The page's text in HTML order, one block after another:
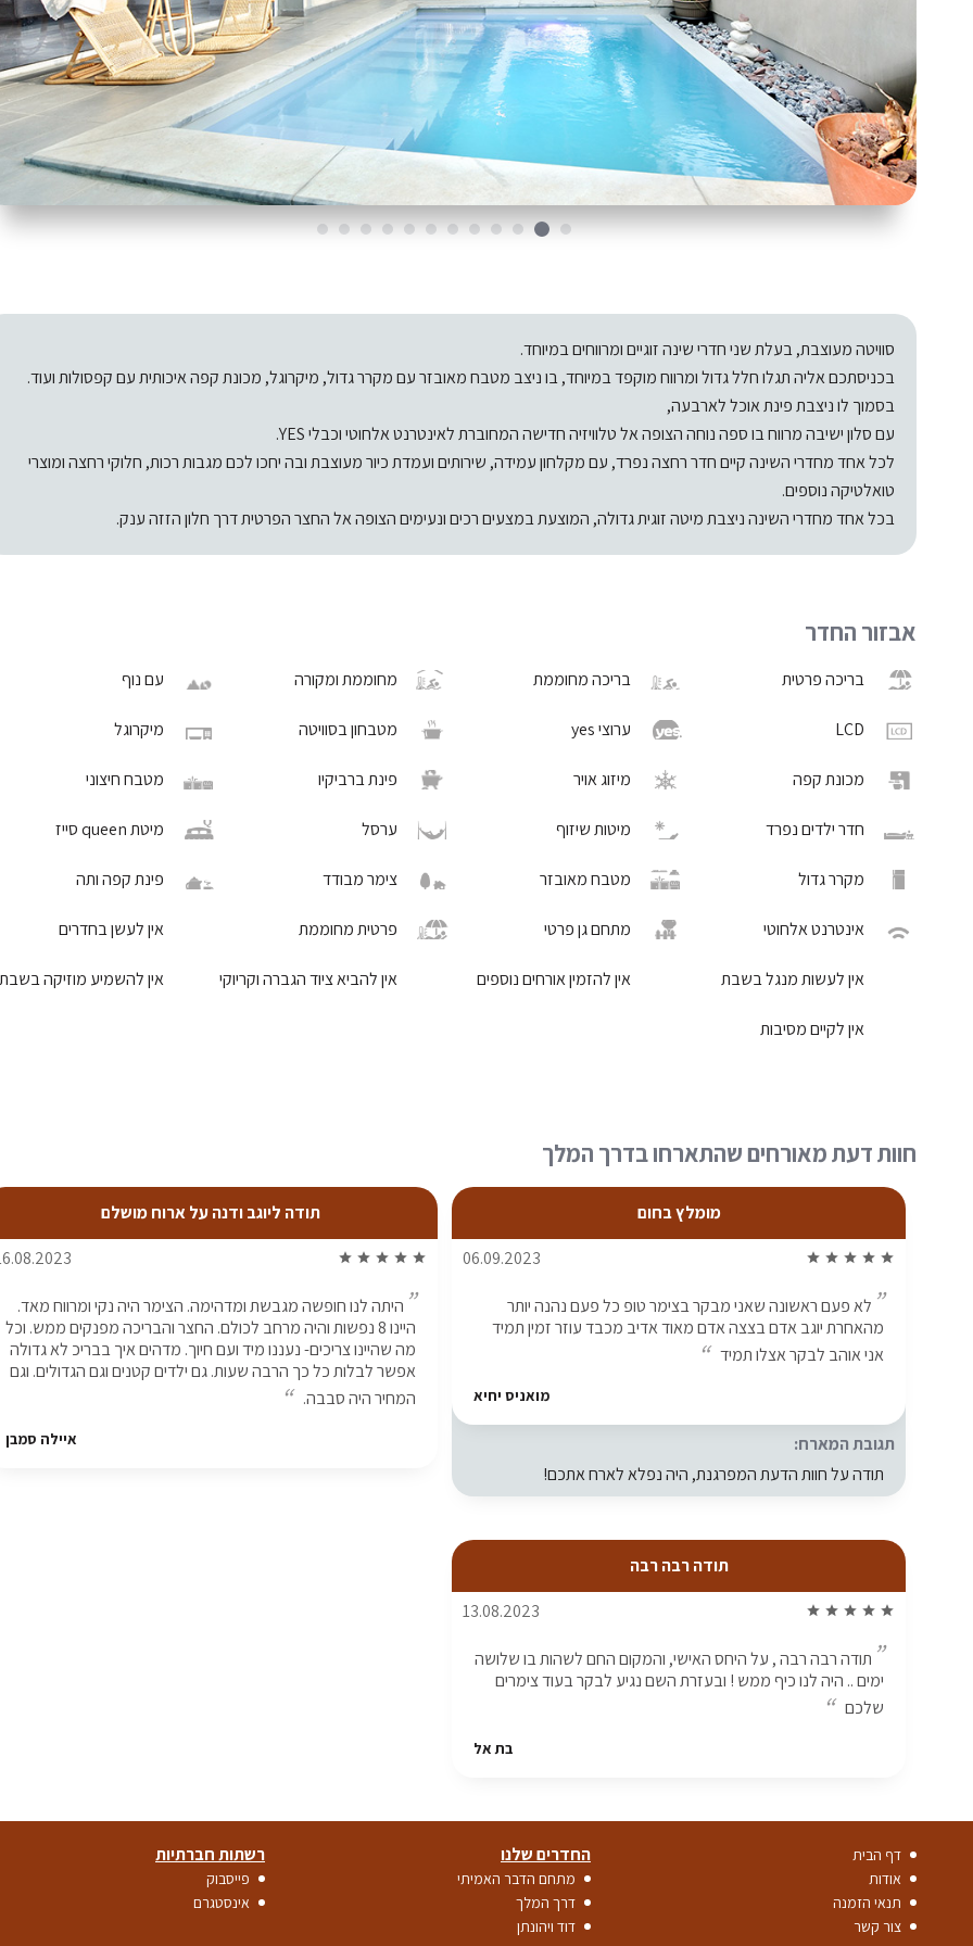
סוויטה מעוצבת, בעלת שני חדרי שינה זוגיים ומרווחים במיוחד.
בכניסתכם אליה תגלו חלל גדול ומרווח מוקפד במיוחד, בו ניצב מטבח מאובזר עם מקרר גדול, מיקרוגל, מכונת קפה איכותית עם קפסולות ועוד.
בסמוך לו ניצבת פינת אוכל לארבעה,
עם סלון ישיבה מרווח בו ספה נוחה הצופה אל טלוויזיה חדישה המחוברת לאינטרנט אלחוטי וכבלי YES.
לכל אחד מחדרי השינה קיים חדר רחצה נפרד, עם מקלחון עמידה, שירותים ועמדת כיור מעוצבת ובה יחכו לכם מגבות רכות, חלוקי רחצה ומוצרי
טואלטיקה נוספים.
בכל אחד מחדרי השינה ניצבת מיטה זוגית גדולה, המוצעת במצעים רכים ונעימים הצופה אל החצר הפרטית דרך חלון הזזה ענק.
אבזור החדר
בריכה פרטית בריכה מחוממת מחוממת ומקורה עם נוף
LCD ערוצי yes מטבחון בסוויטה מיקרוגל
מכונת קפה מיזוג אויר פינת ברביקיו מטבח חיצוני
חדר ילדים נפרד מיטות שיזוף ערסל מיטת queen סייז
מקרר גדול מטבח מאובזר צימר מבודד פינת קפה ותה
אינטרנט אלחוטי מתחם גן פרטי פרטית מחוממת אין לעשן בחדרים
אין לעשות מנגל בשבת אין להזמין אורחים נוספים אין להביא ציוד הגברה וקריוקי אין להשמיע מוזיקה בשבת
אין לקיים מסיבות
חוות דעת מאורחים שהתארחו בדרך המלך
מומלץ בחום
star
star
star
star
star
06.09.2023
לא פעם ראשונה שאני מבקר בצימר טופ כל פעם נהנה יותר
מהאחרת יוגב אדם בצצה אדם מאוד אדיב מכבד עוזר זמין תמיד
אני אוהב לבקר אצלו תמיד
מואניס יחיא
תגובת המארח:
תודה על חוות הדעת המפרגנת, היה נפלא לארח אתכם!
תודה ליוגב ודנה על ארוח מושלם
star
star
star
star
star
היתה לנו חופשה מגבשת ומדהימה. הצימר היה נקי ומרווח מאד.
היינו 8 נפשות והיה מרחב לכולם. החצר והבריכה מפנקים ממש. וכל
מה שהיינו צריכים- נעננו מיד ועם חיוך. מדהים איך בבריכ לא גדולה
אפשר לבלות כל כך הרבה שעות. גם ילדים קטנים וגם הגדולים. וגם
המחיר היה סבבה.
איילה סמבן
תודה רבה רבה
star
star
star
star
star
13.08.2023
תודה רבה רבה , על היחס האישי, והמקום החם לשהות בו שלושה
ימים .. היה לנו כיף ממש ! ובעזרת השם נגיע לבקר בעוד צימרים
שלכם
בת אל
דף הבית
אודות
תנאי הזמנה
צור קשר
החדרים שלנו
מתחם הדבר האמיתי
דרך המלך
דוד ויהונתן
רשתות חברתיות
פייסבוק
אינסטגרם